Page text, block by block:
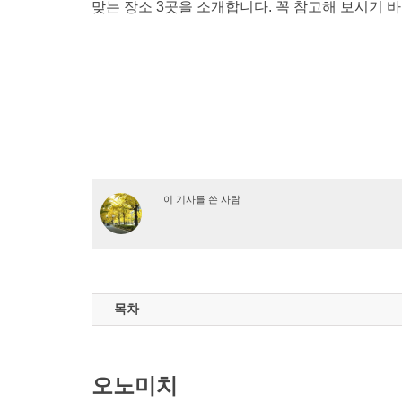
맞는 장소 3곳을 소개합니다. 꼭 참고해 보시기
이 기사를 쓴 사람
목차
오노미치